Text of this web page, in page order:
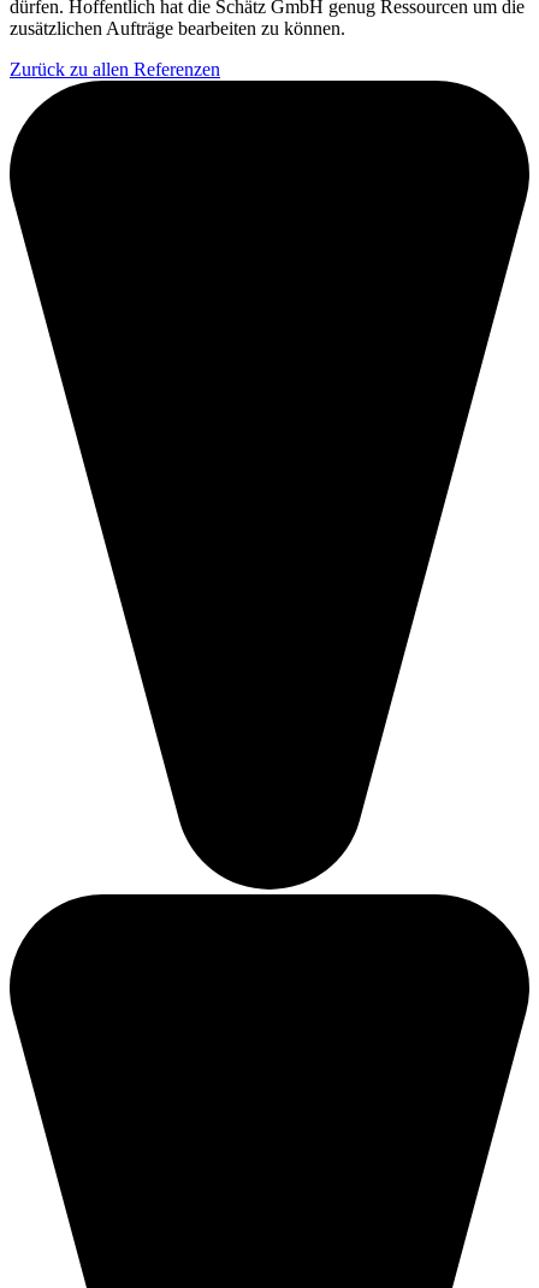
dürfen. Hoffentlich hat die Schätz GmbH genug Ressourcen um die
zusätzlichen Aufträge bearbeiten zu können.
Zurück zu allen Referenzen